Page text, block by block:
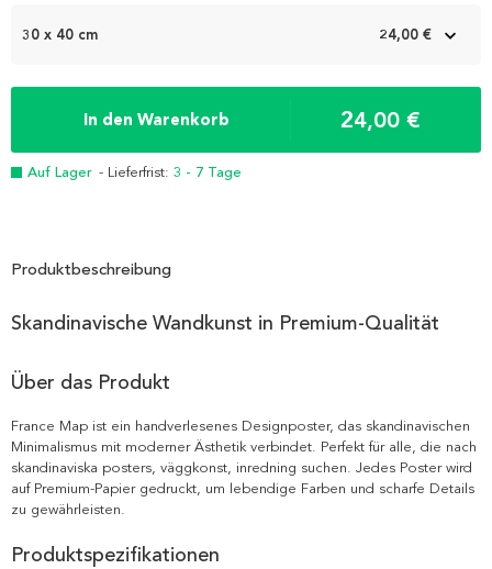
30 x 40 cm 24,00 €
In den Warenkorb 24,00 €
Auf Lager - Lieferfrist: 3 - 7 Tage
Produktbeschreibung
Skandinavische Wandkunst in Premium-Qualität
Über das Produkt
France Map ist ein handverlesenes Designposter, das skandinavischen
Minimalismus mit moderner Ästhetik verbindet. Perfekt für alle, die nach
skandinaviska posters, väggkonst, inredning suchen. Jedes Poster wird
auf Premium-Papier gedruckt, um lebendige Farben und scharfe Details
zu gewährleisten.
Produktspezifikationen